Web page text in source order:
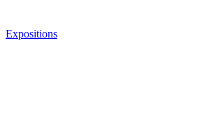
Expositions